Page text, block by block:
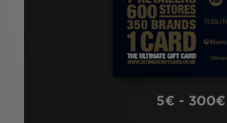
5€ - 300€